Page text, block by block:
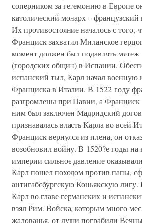
соперником за гегемонию в Европе
католический монарх –
Их противостояние началось с того,
Франциск захватил Миланское
момент должен был подавлять мятеж
(городских общин) в Испании.
испанский тыл, Карл начал военную
Франциска в Италии. В 1522 году
разгромлены при Павии, а Франциск
ним был заключен Мадридский
признавалась власть Карла во всей
Франциск вернулся из плена, он
возобновил войну. В 1520?е годы на
империи сильное давление
Карл пошел походом против папы,
антигабсбургскую Коньякскую лигу.
Карл во главе германских и
взял Рим. Войска, которым много
жалованья, от души пограбили